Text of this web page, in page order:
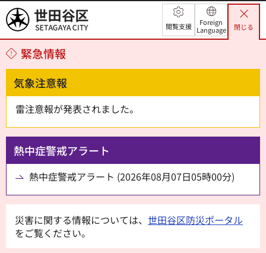
世田谷区 閲覧支援
Foreign
Language
閉じる
緊急情報
気象注意報
雷注意報が発表されました。
熱中症警戒アラート
熱中症警戒アラート (2026年08月07日05時00分)
災害に関する情報については、 世田谷区防災ポータル
をご覧ください。